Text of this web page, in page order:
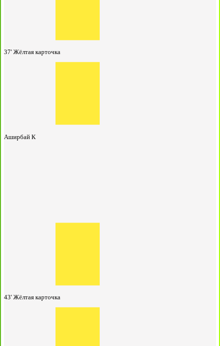
37' Жёлтая карточка
Аширбай К
43' Жёлтая карточка